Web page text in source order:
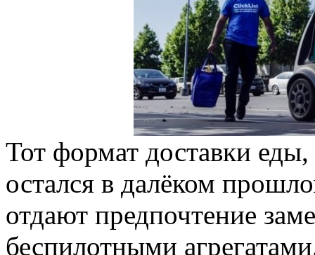
Тот формат доставки
остался в далёком
отдают предпочтение
беспилотными